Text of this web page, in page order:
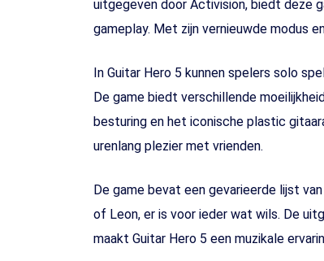
uitgegeven door Activision, biedt deze
gameplay. Met zijn vernieuwde modus
In Guitar Hero 5 kunnen spelers solo
De game biedt verschillende
besturing en het iconische plastic
urenlang plezier met vrienden.
De game bevat een gevarieerde lijst
of Leon, er is voor ieder wat wils. De
maakt Guitar Hero 5 een muzikale